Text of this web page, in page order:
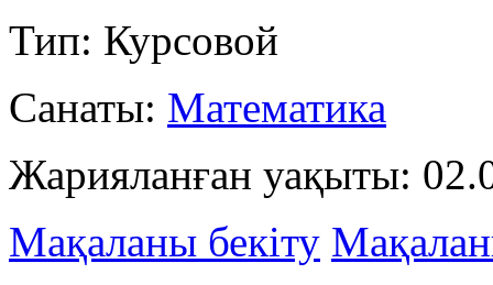
Тип: Курсовой
Санаты: Математика
Жарияланған уақыты:
Мақаланы бекіту